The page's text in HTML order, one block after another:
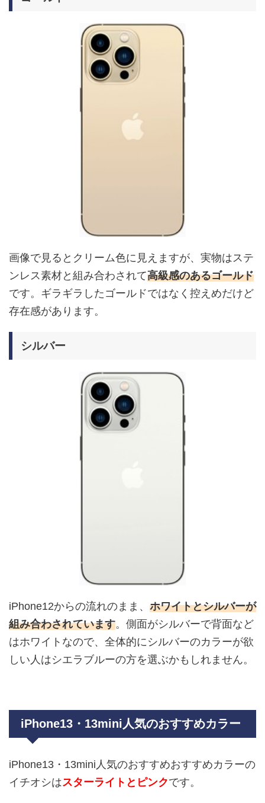
画像で見るとクリーム色に見えますが、実物はステ
ンレス素材と組み合わされて高級感のあるゴールド
です。ギラギラしたゴールドではなく控えめだけど
存在感があります。
シルバー
iPhone12からの流れのまま、 ホワイトとシルバーが
組み合わされています。側面がシルバーで背面など
はホワイトなので、全体的にシルバーのカラーが欲
しい人はシエラブルーの方を選ぶかもしれません。
iPhone13・13mini人気のおすすめカラー
iPhone13・13mini人気のおすすめおすすめカラーの
イチオシはスターライトとピンクです。